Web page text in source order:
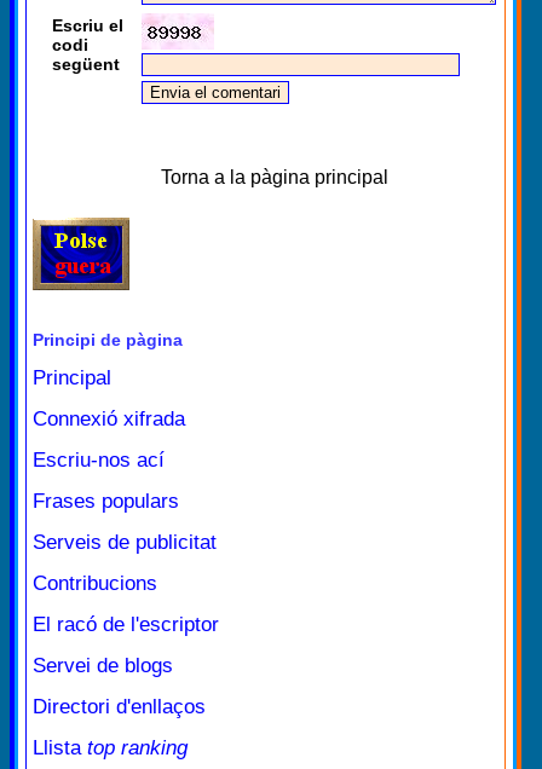
Escriu el
codi
següent
Torna a la pàgina principal
Principi de pàgina
Principal
Connexió xifrada
Escriu-nos ací
Frases populars
Serveis de publicitat
Contribucions
El racó de l'escriptor
Servei de blogs
Directori d'enllaços
Llista top ranking